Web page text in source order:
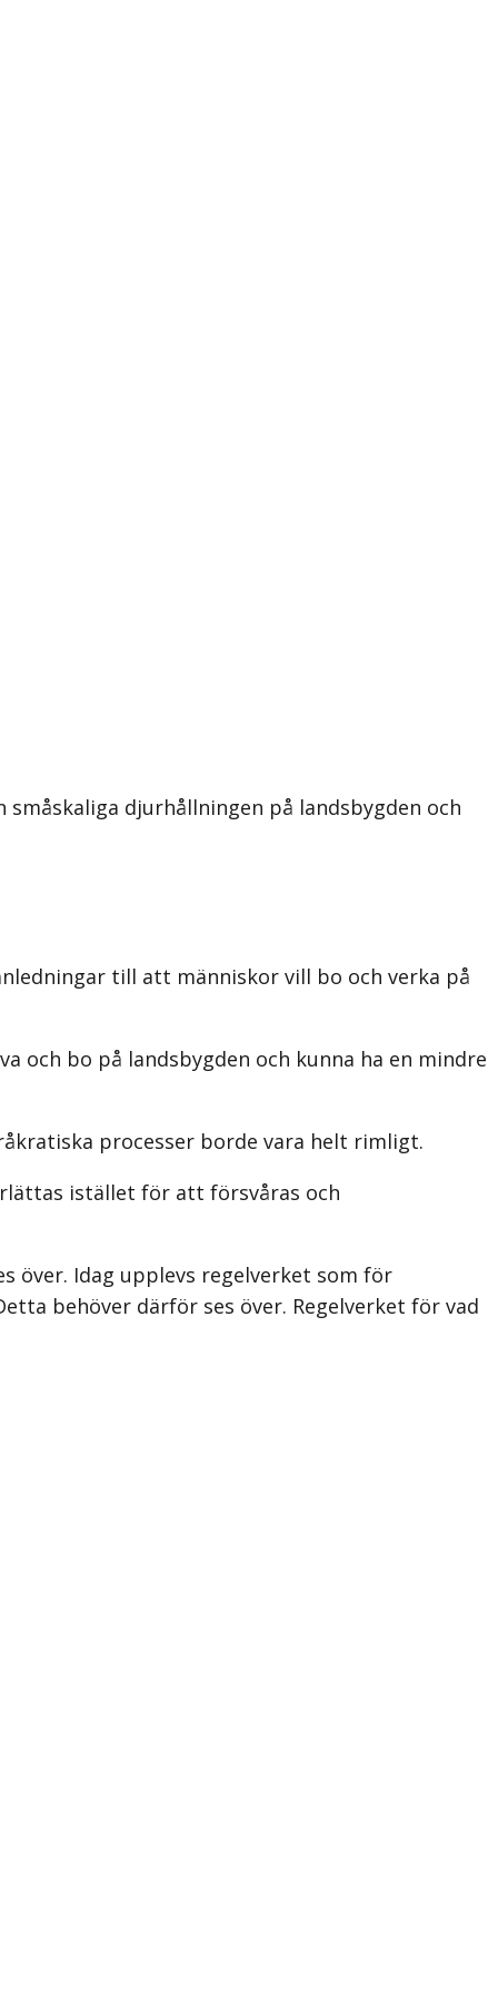
djurhållningen på landsbygden och
till att människor vill bo och verka på
bo på landsbygden och kunna ha en mindre
processer borde vara helt rimligt.
istället för att försvåras och
över. Idag upplevs regelverket som för
behöver därför ses över. Regelverket för vad